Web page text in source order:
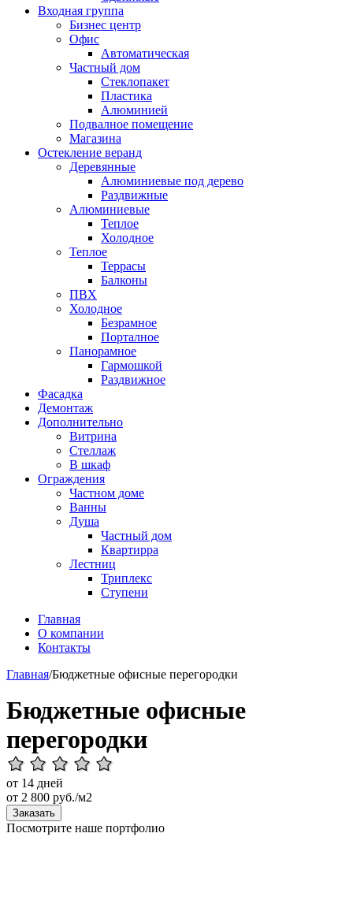
Входная группа
Бизнес центр
Офис
Автоматическая
Частный дом
Стеклопакет
Пластика
Алюминией
Подвалное помещение
Магазина
Остекление веранд
Деревянные
Алюминиевые под дерево
Раздвижные
Алюминиевые
Теплое
Холодное
Теплое
Террасы
Балконы
ПВХ
Холодное
Безрамное
Порталное
Панорамное
Гармошкой
Раздвижное
Фасадка
Демонтаж
Дополнительно
Витрина
Стеллаж
В шкаф
Ограждения
Частном доме
Ванны
Душа
Частный дом
Квартирра
Лестниц
Триплекс
Ступени
Главная
О компании
Контакты
Главная/Бюджетные офисные перегородки
Бюджетные офисные
перегородки
от 14 дней
от 2 800 руб./м2
Заказать
Посмотрите наше портфолио